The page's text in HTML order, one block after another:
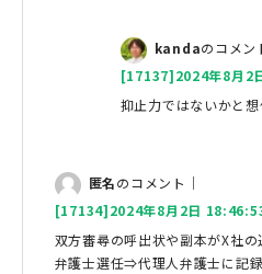
kandaのコメン
[17137]2024年8月2
抑止力ではないかと
匿名のコメント｜
[17134]2024年8月2日
双方審尋の呼出状や副本がX社
弁護士選任⇒代理人弁護士に記